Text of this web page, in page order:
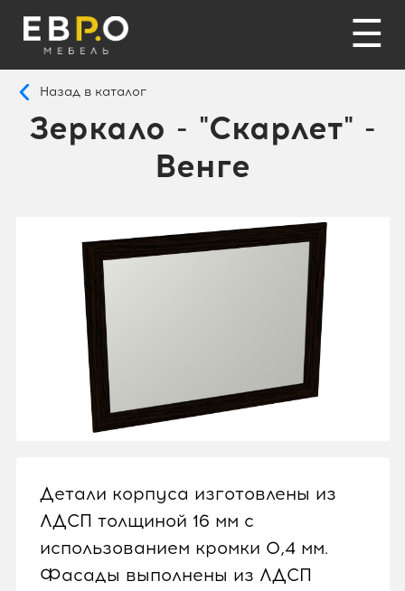
☰
Назад в каталог
Зеркало - "Скарлет" -
Венге
Детали корпуса изготовлены из
ЛДСП толщиной 16 мм с
использованием кромки 0,4 мм.
Фасады выполнены из ЛДСП